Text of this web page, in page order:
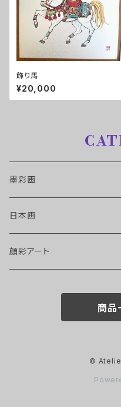
飾り馬
¥20,000
墨彩画
日本画
顔彩アート
商品
©